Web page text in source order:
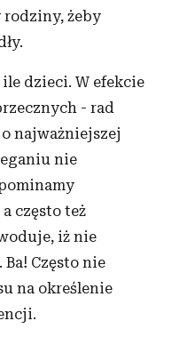
rodziny, żeby
dzieci. W efekcie
- rad
najważniejszej
nie
często też
iż nie
Często nie
na określenie